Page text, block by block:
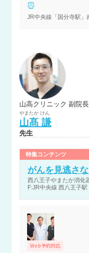
JR中央線「国分寺駅」
山高クリニック 副院長
やまたか けん
山髙 謙
先生
特集コンテンツ
がんを見逃さ
西八王子やまたか消化
F:JR中央線 西八王子
Web予約対応